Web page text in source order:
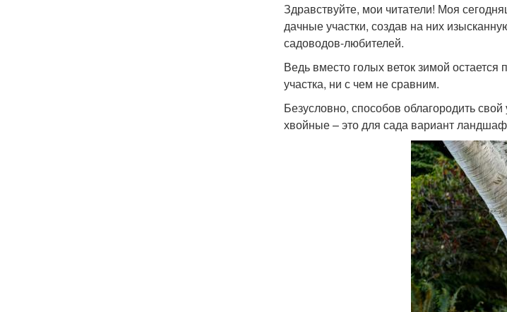
Здравствуйте, мои читатели! Моя
дачные участки, создав на них
садоводов-любителей.
Ведь вместо голых веток зимой
участка, ни с чем не сравним.
Безусловно, способов облагородить
хвойные – это для сада вариант